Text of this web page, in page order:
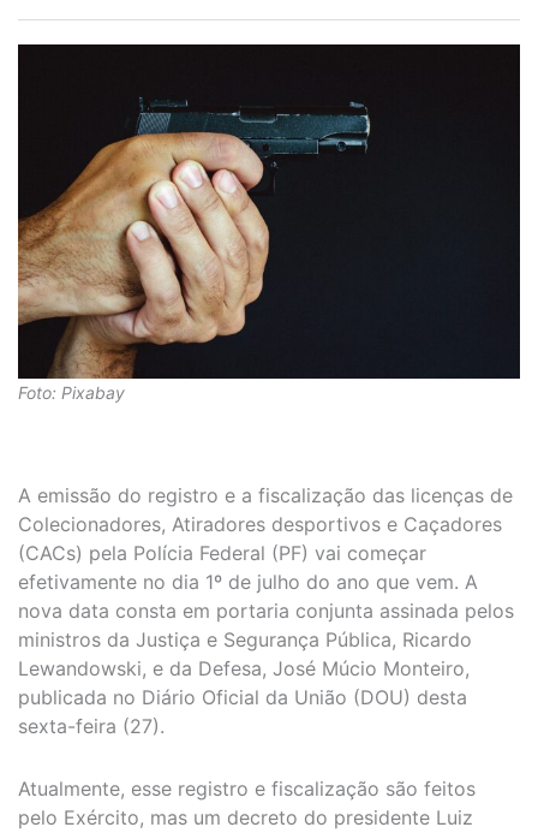
Foto: Pixabay
A emissão do registro e a fiscalização das licenças de
Colecionadores, Atiradores desportivos e Caçadores
(CACs) pela Polícia Federal (PF) vai começar
efetivamente no dia 1º de julho do ano que vem. A
nova data consta em portaria conjunta assinada pelos
ministros da Justiça e Segurança Pública, Ricardo
Lewandowski, e da Defesa, José Múcio Monteiro,
publicada no Diário Oficial da União (DOU) desta
sexta-feira (27).
Atualmente, esse registro e fiscalização são feitos
pelo Exército, mas um decreto do presidente Luiz